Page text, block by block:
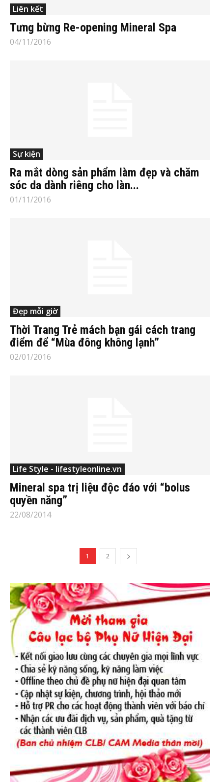
Liên kết
Tưng bừng Re-opening Mineral Spa
04/11/2016
Sự kiện
Ra mắt dòng sản phẩm làm đẹp và chăm
sóc da dành riêng cho làn...
01/11/2016
Đẹp mỗi giờ
Thời Trang Trẻ mách bạn gái cách trang
điểm để “Mùa đông không lạnh”
02/01/2016
Life Style - lifestyleonline.vn
Mineral spa trị liệu độc đáo với “bolus
quyền năng”
22/08/2014
1 2